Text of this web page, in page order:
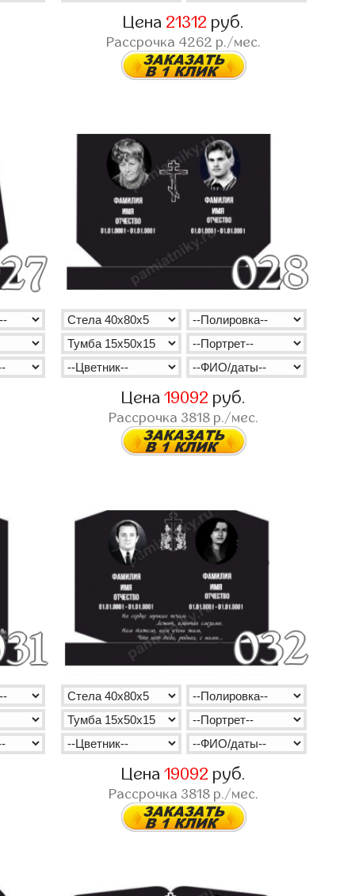
Цена 21312 руб.
Рассрочка 4262 р./мес.
Цена19092 руб.
Рассрочка 3818 р./мес.
Цена19092 руб.
Рассрочка 3818 р./мес.